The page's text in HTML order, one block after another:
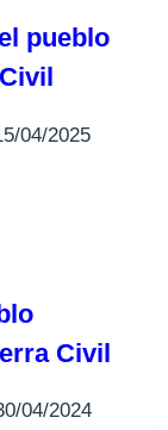
pueblo
04/2025
Civil
04/2024